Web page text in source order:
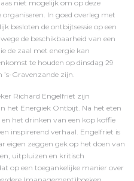
niet mogelijk om op deze
In goed overleg met
besloten de ontbijtsessie op een
de beschikbaarheid van een
de zaal met energie kan
te houden op dinsdag 29
Gravenzande zijn.
Richard Engelfriet zijn
het Energiek Ontbijt. Na het eten
het drinken van een kop koffie
inspirerend verhaal. Engelfriet is
eigen zeggen gek op het doen van
uitpluizen en kritisch
op een toegankelijke manier over